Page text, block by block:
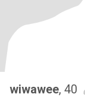
wiwawee, 40